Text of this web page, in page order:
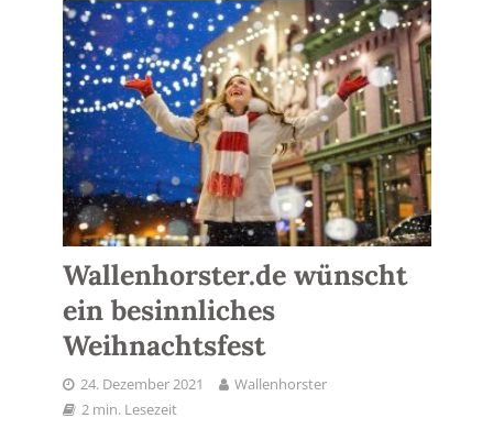
Wallenhorster.de wünscht
ein besinnliches
Weihnachtsfest
24. Dezember 2021
Wallenhorster
2 min. Lesezeit